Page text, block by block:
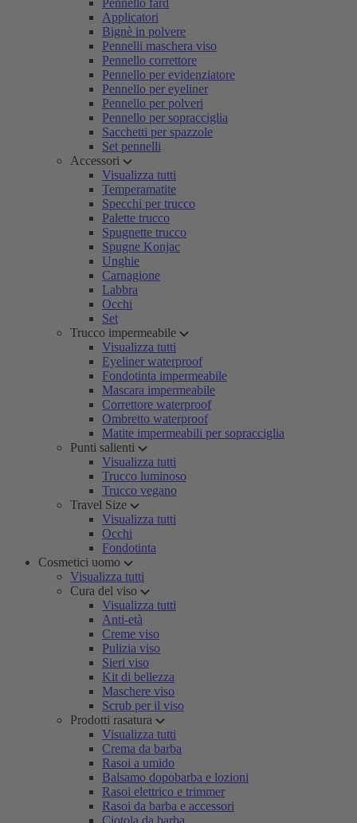
Pennello fard
Applicatori
Bignè in polvere
Pennelli maschera viso
Pennello correttore
Pennello per evidenziatore
Pennello per eyeliner
Pennello per polveri
Pennello per sopracciglia
Sacchetti per spazzole
Set pennelli
Accessori
Visualizza tutti
Temperamatite
Specchi per trucco
Palette trucco
Spugnette trucco
Spugne Konjac
Unghie
Carnagione
Labbra
Occhi
Set
Trucco impermeabile
Visualizza tutti
Eyeliner waterproof
Fondotinta impermeabile
Mascara impermeabile
Correttore waterproof
Ombretto waterproof
Matite impermeabili per sopracciglia
Punti salienti
Visualizza tutti
Trucco luminoso
Trucco vegano
Travel Size
Visualizza tutti
Occhi
Fondotinta
Cosmetici uomo
Visualizza tutti
Cura del viso
Visualizza tutti
Anti-età
Creme viso
Pulizia viso
Sieri viso
Kit di bellezza
Maschere viso
Scrub per il viso
Prodotti rasatura
Visualizza tutti
Crema da barba
Rasoi a umido
Balsamo dopobarba e lozioni
Rasoi elettrico e trimmer
Rasoi da barba e accessori
Ciotola da barba